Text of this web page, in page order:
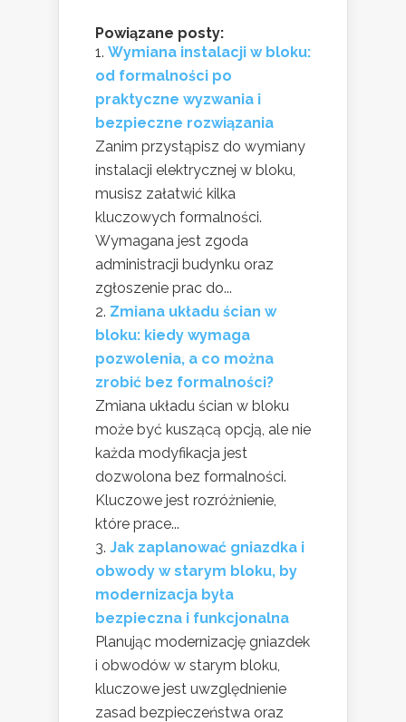
Powiązane posty:
Wymiana instalacji w bloku:
od formalności po
praktyczne wyzwania i
bezpieczne rozwiązania
Zanim przystąpisz do wymiany
instalacji elektrycznej w bloku,
musisz załatwić kilka
kluczowych formalności.
Wymagana jest zgoda
administracji budynku oraz
zgłoszenie prac do...
Zmiana układu ścian w
bloku: kiedy wymaga
pozwolenia, a co można
zrobić bez formalności?
Zmiana układu ścian w bloku
może być kuszącą opcją, ale nie
każda modyfikacja jest
dozwolona bez formalności.
Kluczowe jest rozróżnienie,
które prace...
Jak zaplanować gniazdka i
obwody w starym bloku, by
modernizacja była
bezpieczna i funkcjonalna
Planując modernizację gniazdek
i obwodów w starym bloku,
kluczowe jest uwzględnienie
zasad bezpieczeństwa oraz